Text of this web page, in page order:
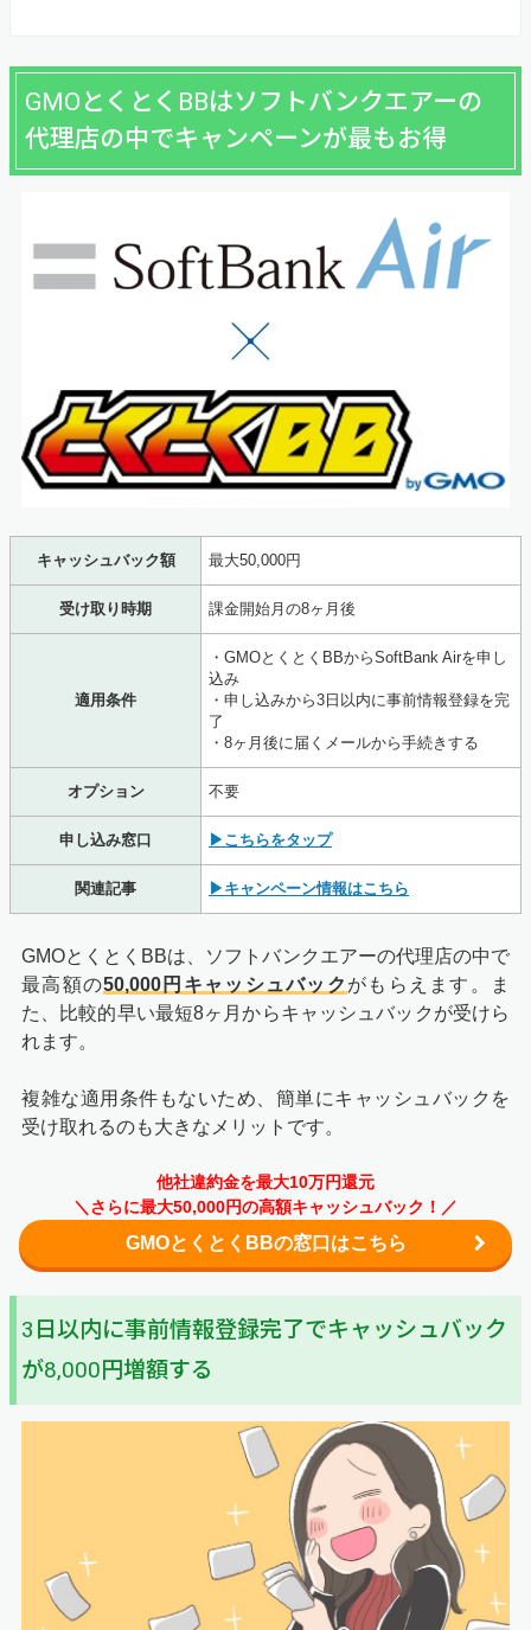
GMOとくとくBBはソフトバンクエアーの
代理店の中でキャンペーンが最もお得
キャッシュバック額 最大50,000円
受け取り時期 課金開始月の8ヶ月後
適用条件
・GMOとくとくBBからSoftBank Airを申し
込み
・申し込みから3日以内に事前情報登録を完
了
・8ヶ月後に届くメールから手続きする
オプション 不要
申し込み窓口 ▶こちらをタップ
関連記事 ▶キャンペーン情報はこちら
GMOとくとくBBは、ソフトバンクエアーの代理店の中で
最高額の50,000円キャッシュバック がもらえます。ま
た、比較的早い最短8ヶ月からキャッシュバックが受けら
れます。
複雑な適用条件もないため、簡単にキャッシュバックを
受け取れるのも大きなメリットです。
他社違約金を最大10万円還元
＼さらに最大50,000円の高額キャッシュバック！／
GMOとくとくBBの窓口はこちら
3日以内に事前情報登録完了でキャッシュバック
が8,000円増額する